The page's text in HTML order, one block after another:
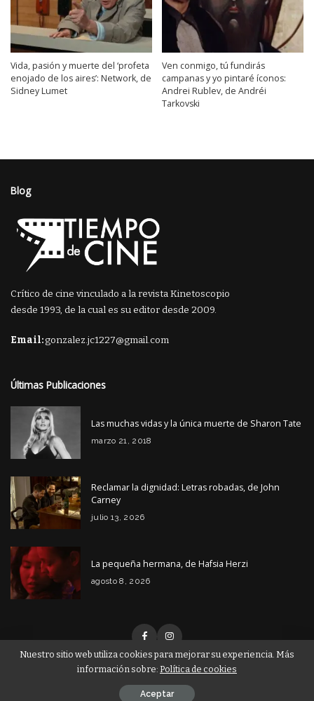
Vida, pasión y muerte del ‘profeta
enojado de los aires’: Network, de
Sidney Lumet
Ven conmigo, tú fundirás
campanas y yo pintaré íconos:
Andrei Rublev, de Andréi
Tarkovski
Blog
Crítico de cine vinculado a la revista Kinetoscopio
desde 1993, de la cual es su editor desde 2009.
Email:gonzalez.jc1227@gmail.com
Últimas Publicaciones
Las muchas vidas y la única muerte de Sharon Tate
marzo 21, 2018
Reclamar la dignidad: Letras robadas, de John
Carney
julio 13, 2026
La pequeña hermana, de Hafsia Herzi
agosto 8, 2026
© Copyright Tiempo de Cine 2026
Nuestro sitio web utiliza cookies para mejorar su experiencia. Más
información sobre: Política de cookies
Aceptar